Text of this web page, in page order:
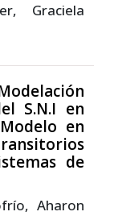
Graciela
S.N.I en
en
de
Aharon